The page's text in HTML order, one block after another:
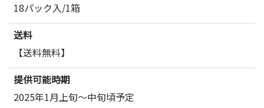
18パック入/1箱
送料
【送料無料】
提供可能時期
2025年1月上旬～中旬頃予定